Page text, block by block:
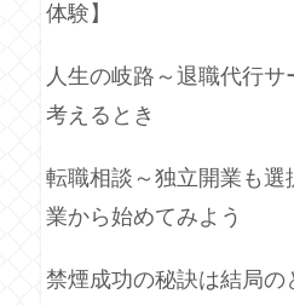
体験】
人生の岐路～退職代行サ
考えるとき
転職相談～独立開業も選
業から始めてみよう
禁煙成功の秘訣は結局の